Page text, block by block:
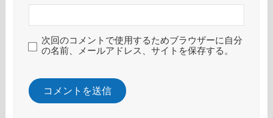
次回のコメントで使用するためブラウザーに自分
の名前、メールアドレス、サイトを保存する。